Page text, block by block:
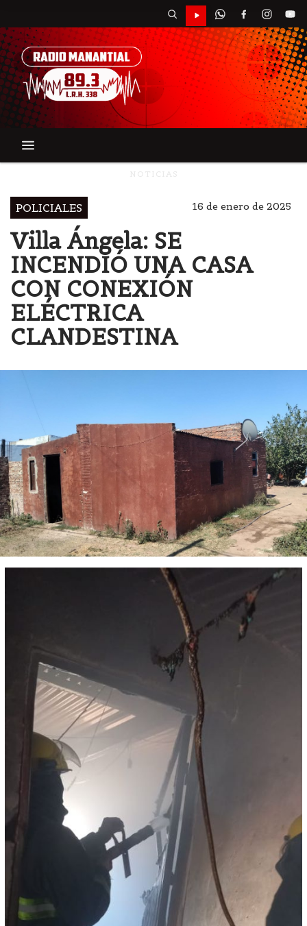
POLICIALES 16 de enero de 2025
Villa Ángela: SE
INCENDIÓ UNA CASA
CON CONEXIÓN
ELÉCTRICA
CLANDESTINA